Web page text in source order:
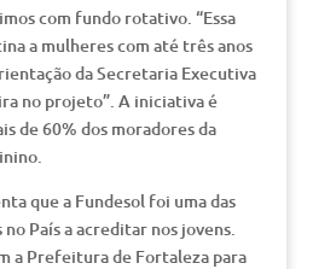
com fundo rotativo. “Essa
a mulheres com até três anos
da Secretaria Executiva
no projeto”. A iniciativa é
de 60% dos moradores da
que a Fundesol foi uma das
País a acreditar nos jovens.
a Prefeitura de Fortaleza para